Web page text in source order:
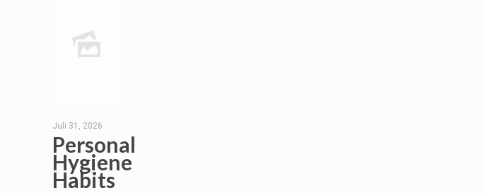
Juli 31, 2026
Personal
Hygiene
Habits